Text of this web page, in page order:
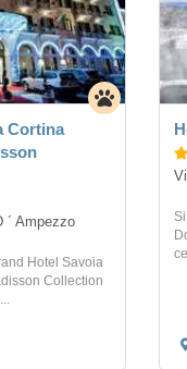
´ Ampezzo
Hotel Savoia
Collection